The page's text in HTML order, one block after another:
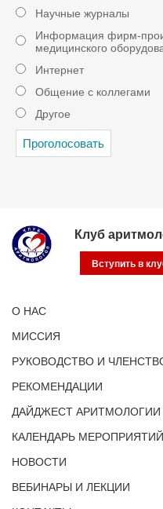
Научные журналы
Информация фирм-
медицинского
Интернет
Общение с коллегами
Другое
Клуб
Вступить в
О НАС
МИССИЯ
РУКОВОДСТВО И
РЕКОМЕНДАЦИИ
ДАЙДЖЕСТ АРИТМОЛОГИИ
КАЛЕНДАРЬ МЕРОПРИЯТИЙ
НОВОСТИ
ВЕБИНАРЫ И ЛЕКЦИИ